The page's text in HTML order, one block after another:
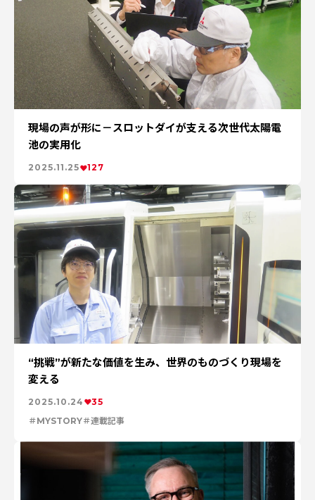
現場の声が形に－スロットダイが支える次世代太陽電
池の実用化
2025.11.25 127
“挑戦”が新たな価値を生み、世界のものづくり現場を
変える
2025.10.24
35
MYSTORY
連載記事